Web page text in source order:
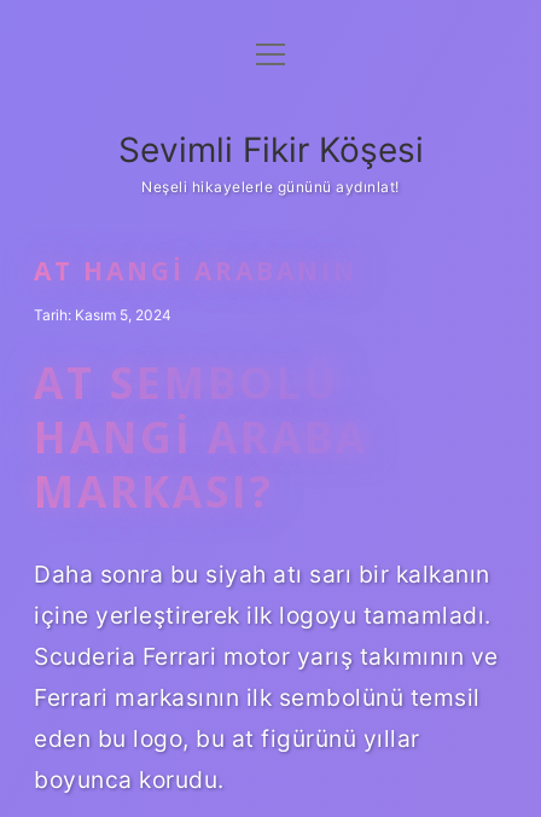
Anasayfa
Yasal Uyarı
menüyü
Sevimli Fikir Köşesi
Neşeli hikayelerle gününü aydınlat!
AT HANGI ARABANIN
Tarih: Kasım 5, 2024
AT SEMBOLÜ
HANGI ARABA
MARKASI?
Daha sonra bu siyah atı sarı bir kalkanın
içine yerleştirerek ilk logoyu tamamladı.
Scuderia Ferrari motor yarış takımının ve
Ferrari markasının ilk sembolünü temsil
eden bu logo, bu at figürünü yıllar
boyunca korudu.